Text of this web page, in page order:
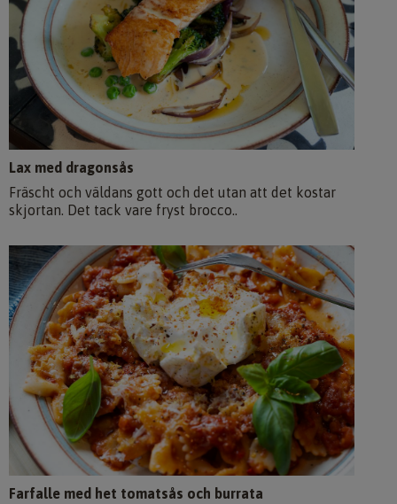
Lax med dragonsås
Fräscht och väldans gott och det utan att det kostar
skjortan. Det tack vare fryst brocco..
Farfalle med het tomatsås och burrata